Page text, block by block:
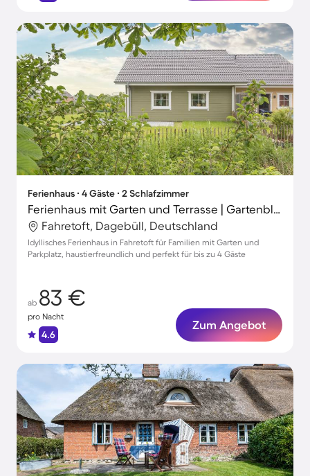
Ferienhaus ∙ 4 Gäste ∙ 2 Schlafzimmer
Ferienhaus mit Garten und Terrasse | Gartenblick
Fahretoft, Dagebüll, Deutschland
Idyllisches Ferienhaus in Fahretoft für Familien mit Garten und
Parkplatz, haustierfreundlich und perfekt für bis zu 4 Gäste
ab 83 €
pro Nacht
4.6
Zum Angebot